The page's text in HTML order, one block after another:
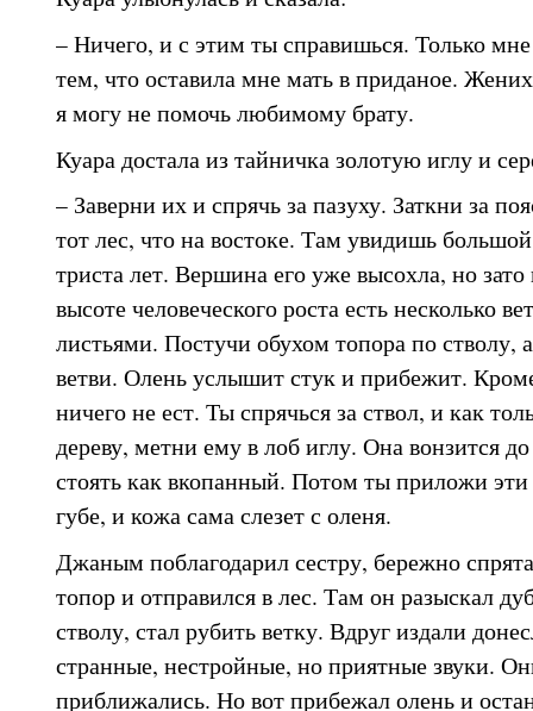
– Ничего, и с этим ты справишься. Только
тем, что оставила мне мать в приданое.
я могу не помочь любимому брату.
Куара достала из тайничка золотую иглу и
– Заверни их и спрячь за пазуху. Заткни за
тот лес, что на востоке. Там увидишь
триста лет. Вершина его уже высохла, но зато
высоте человеческого роста есть несколько
листьями. Постучи обухом топора по стволу,
ветви. Олень услышит стук и прибежит.
ничего не ест. Ты спрячься за ствол, и как
дереву, метни ему в лоб иглу. Она вонзится
стоять как вкопанный. Потом ты приложи
губе, и кожа сама слезет с оленя.
Джаным поблагодарил сестру, бережно
топор и отправился в лес. Там он разыскал
стволу, стал рубить ветку. Вдруг издали
странные, нестройные, но приятные звуки.
приближались. Но вот прибежал олень и